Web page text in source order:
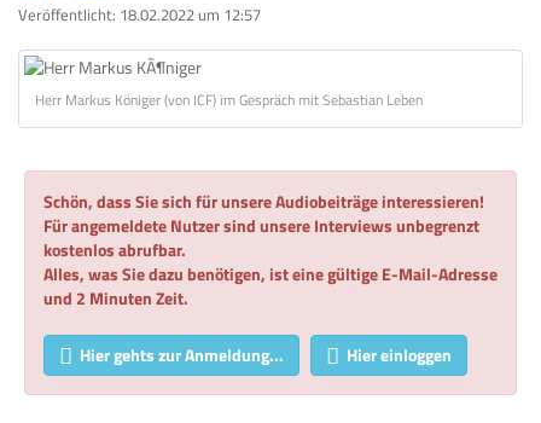
Veröffentlicht: 18.02.2022 um 12:57
Herr Markus Königer (von ICF) im Gespräch mit Sebastian Leben
Schön, dass Sie sich für unsere Audiobeiträge interessieren!
Für angemeldete Nutzer sind unsere Interviews unbegrenzt
kostenlos abrufbar.
Alles, was Sie dazu benötigen, ist eine gültige E-Mail-Adresse
und 2 Minuten Zeit.
Hier gehts zur Anmeldung... Hier einloggen